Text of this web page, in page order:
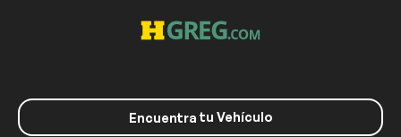
Encuentra tu Vehículo